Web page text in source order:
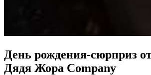
День рождения-сюрприз
Дядя Жора Company